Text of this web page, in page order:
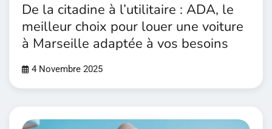
De la citadine à l’utilitaire : ADA, le
meilleur choix pour louer une voiture
à Marseille adaptée à vos besoins
4 Novembre 2025